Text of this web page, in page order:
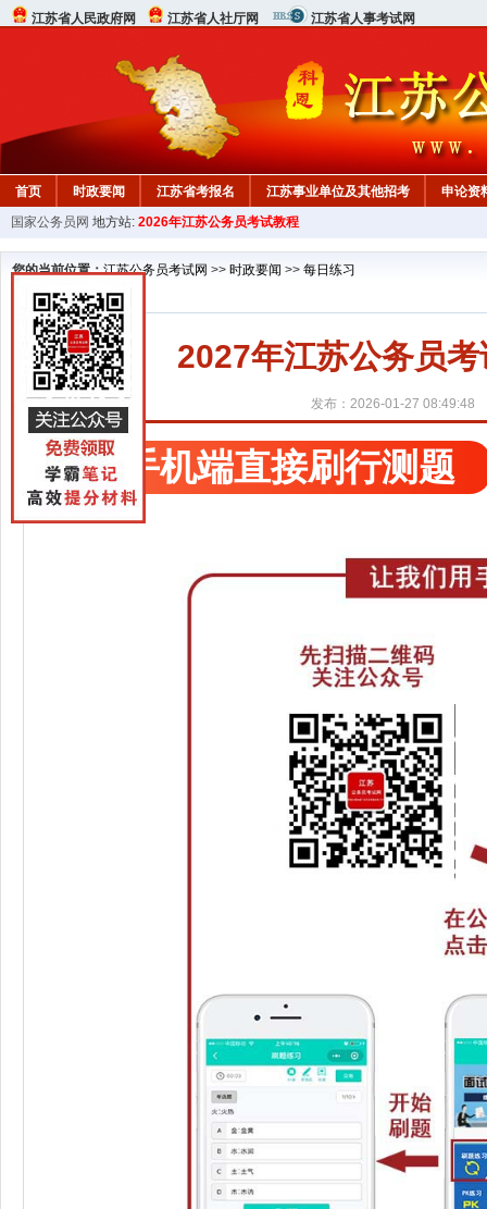
江苏省人民政府网 江苏省人社厅网 江苏省人事考试网
首页 时政要闻 江苏省考报名 江苏事业单位及其他招考
申论资
国家公务员网 地方站: 2026年江苏公务员考试教程
您的当前位置：江苏公务员考试网 >> 时政要闻 >> 每日练习
2027年江苏公务员
发布：2026-01-27 08:49:48
手机端直接刷行测题